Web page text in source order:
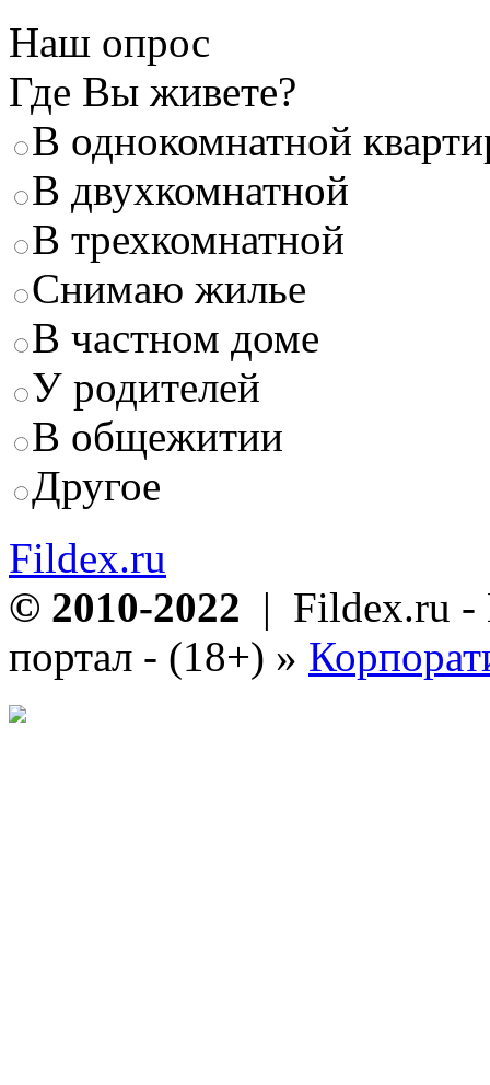
Наш опрос
Где Вы живете?
В однокомнатной
В двухкомнатной
В трехкомнатной
Снимаю жилье
В частном доме
У родителей
В общежитии
Другое
Fildex.ru
© 2010-2022 | Fildex.ru -
портал - (18+) »